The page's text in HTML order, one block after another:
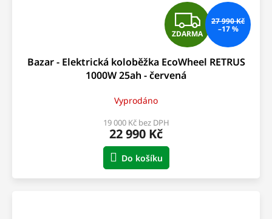
Z
D
A
ZDARMA
27 990 Kč
–17 %
Bazar - Elektrická koloběžka EcoWheel RETRUS
1000W 25ah - červená
Vyprodáno
19 000 Kč bez DPH
22 990 Kč
Do košíku